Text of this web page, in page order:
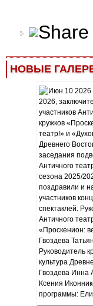
НОВЫЕ